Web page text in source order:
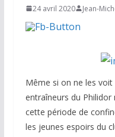
24 avril 2020 Jean-
Même si on ne les
entraîneurs du
cette période de
les jeunes espoirs du